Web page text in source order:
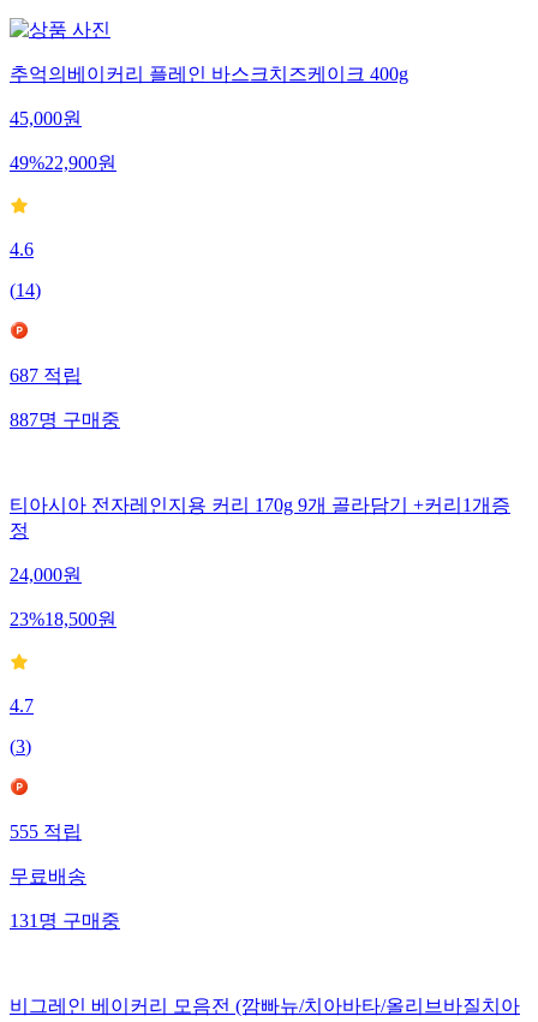
추억의베이커리 플레인 바스크치즈케이크 400g
45,000원
49%22,900원
4.6
(14)
687 적립
887명 구매중
티아시아 전자레인지용 커리 170g 9개 골라담기 +커리1개증
정
24,000원
23%18,500원
4.7
(3)
555 적립
무료배송
131 명 구매중
비그레인 베이커리 모음전 (깜빠뉴/치아바타/올리브바질치아